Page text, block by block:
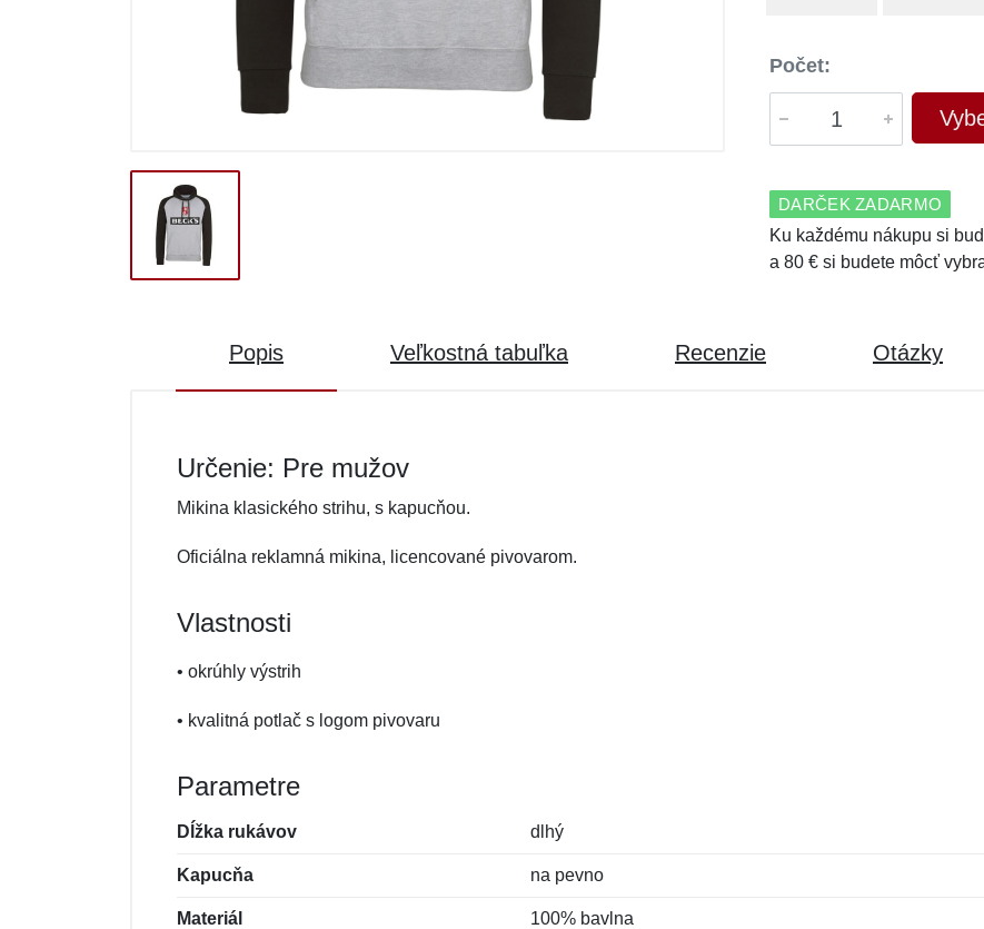
Počet:
DARČEK ZADARMO
Ku každému nákupu si
a 80 € si budete môcť
Popis Veľkostná tabuľka Recenzie Otázky
Určenie: Pre mužov
Mikina klasického strihu, s kapucňou.
Oficiálna reklamná mikina, licencované pivovarom.
Vlastnosti
• okrúhly výstrih
• kvalitná potlač s logom pivovaru
Parametre
Dĺžka rukávov dlhý
Kapucňa na pevno
Materiál 100% bavlna